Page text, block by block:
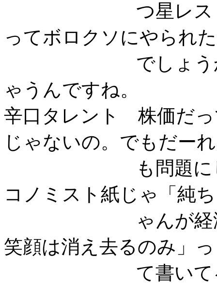
つ星レストラン
ってボロクソにやられた
でしょうから。
ゃうんですね。
辛口タレント 株価だっ
じゃないの。でもだーれ
も問題にしない
コノミスト紙じゃ「純ち
ゃんが経済をむ
笑顔は消え去るのみ」っ
て書いてるそう